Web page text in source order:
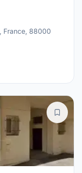
France, 88000